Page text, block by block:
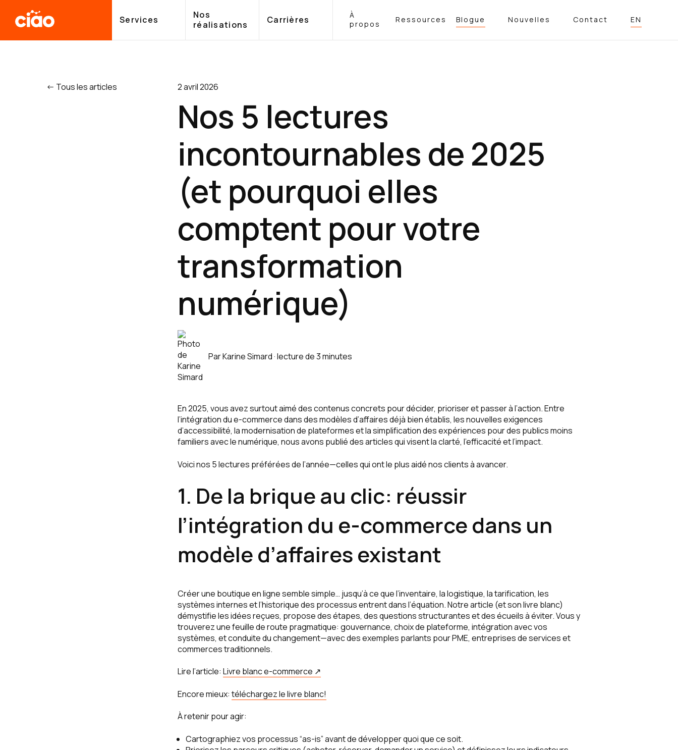
Services
Nos
réalisations
Carrières
À
propos
Ressources Blogue Nouvelles Contact EN
Tous les articles 2 avril 2026
Nos 5 lectures
incontournables de 2025
(et pourquoi elles
comptent pour votre
transformation
numérique)
ParKarine Simard·lecture de 3 minutes
En 2025, vous avez surtout aimé des contenus concrets pour décider, prioriser et passer à l’action. Entre
l’intégration du e-commerce dans des modèles d’affaires déjà bien établis, les nouvelles exigences
d’accessibilité, la modernisation de plateformes et la simplification des expériences pour des publics moins
familiers avec le numérique, nous avons publié des articles qui visent la clarté, l’efficacité et l’impact.
Voici nos 5 lectures préférées de l’année—celles qui ont le plus aidé nos clients à avancer.
1. De la brique au clic: réussir
l’intégration du e-commerce dans un
modèle d’affaires existant
Créer une boutique en ligne semble simple… jusqu’à ce que l’inventaire, la logistique, la tarification, les
systèmes internes et l’historique des processus entrent dans l’équation. Notre article (et son livre blanc)
démystifie les idées reçues, propose des étapes, des questions structurantes et des écueils à éviter. Vous y
trouverez une feuille de route pragmatique: gouvernance, choix de plateforme, intégration avec vos
systèmes, et conduite du changement—avec des exemples parlants pour PME, entreprises de services et
commerces traditionnels.
Lire l’article: Livre blanc e-commerce ↗
Encore mieux: téléchargez le livre blanc!
À retenir pour agir:
Cartographiez vos processus “as-is” avant de développer quoi que ce soit.